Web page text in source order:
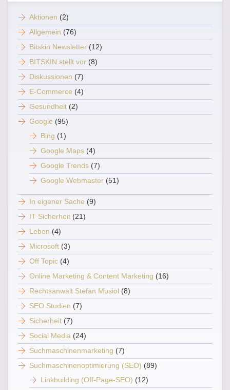
Aktionen (2)
Allgemein (76)
Bitskin Newsletter (12)
BITSKIN stellt vor (8)
Diskussionen (7)
E-Commerce (4)
Gesundheit (2)
Google (95)
Bing (1)
Google Maps (4)
Google Trends (7)
Google Webmaster (51)
In eigener Sache (9)
IT Sicherheit (21)
Leben (4)
Microsoft (3)
Off Topic (4)
Online Marketing & Content Marketing (16)
Rechtsanwalt Stefan Musiol (8)
SEO Studien (7)
Sicherheit (7)
Social Media (24)
Suchmaschinenmarketing (7)
Suchmaschinenoptimierung (SEO) (89)
Linkbuilding (Off-Page-SEO) (12)